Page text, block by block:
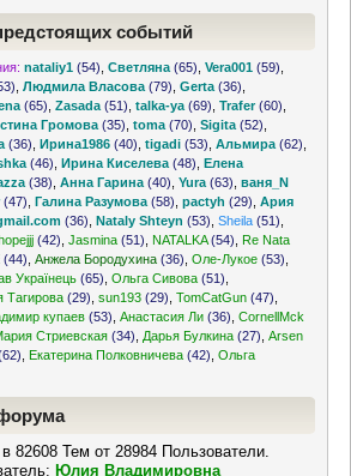
событий
nataliy1 (54) ,Светляна (65) ,Vera001 (59)
,Людмила Власова (79) ,Gerta (36)
(65) ,Zasada (51) ,talka-ya (69) ,Trafer(60)
Громова (35) ,toma (70) ,Sigita (52)
(36) ,Ирина1986 (40) ,tigadi (53) ,Альмира (62)
(46) ,Ирина Киселева (48) ,Елена
(38) ,Анна Гарина (40) ,Yura (63) ,ваня_N
(47) ,Галина Разумова (58) ,pactyh (29) ,Ария
(36) ,Nataly Shteyn (53) ,Sheila (51)
(42) ,Jasmina (51) NATALKA(54)
Re Nata
(44) ,Анжела Бородухина (36) ,Оле-Лукое (53)
Українець (65) ,Ольга Сивова (51)
Тагирова (29) ,sun193 (29) ,TomCatGun (47)
купаев (53) ,Анастасия Ли (36) ,CornellMck
Стриевская (34) Дарья Булкина (27) ,Arsen
Екатерина Полковничева (42) ,Ольга
82608 Тем от 28984 Пользователи.
Юлия Владимировна